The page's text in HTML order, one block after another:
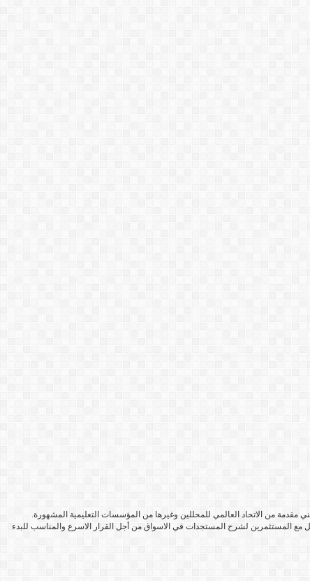
على شهادات في التحليل الفني مقدمة من الاتحاد العالمي للمحللين وغيرها من المؤسسات التعليمية المشهورة.
مع المستثمرين لشرح المستجدات في الاسواق من أجل القرار الاسرع والمناسب للبدء